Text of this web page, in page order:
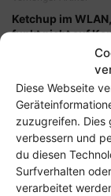
Diese Webseite
zuzugreifen. Dies
verbessern und
du diesen
Surfverhalten
verarbeitet
Ketchup im
funkt nicht auf